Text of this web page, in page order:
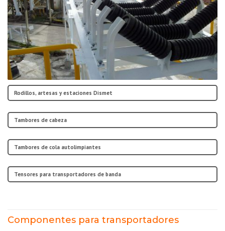
Rodillos, artesas y estaciones Dismet
Tambores de cabeza
Tambores de cola autolimpiantes
Tensores para transportadores de banda
Componentes para transportadores